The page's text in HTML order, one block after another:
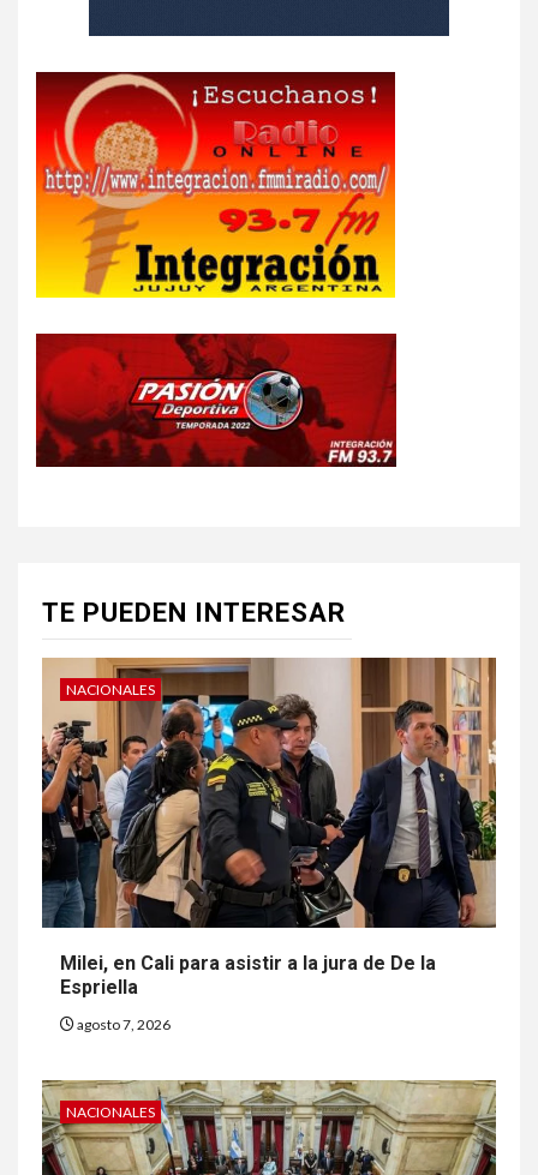
TE PUEDEN INTERESAR
NACIONALES
Milei, en Cali para asistir a la jura de De la
Espriella
agosto 7, 2026
NACIONALES